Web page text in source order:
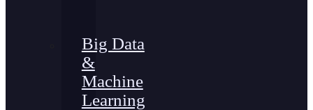
Big Data
&
Machine
Learning